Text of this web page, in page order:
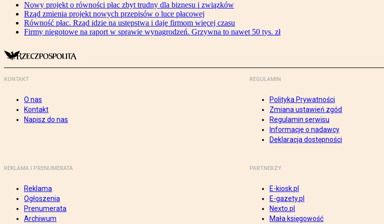
Nowy projekt o równości płac zbyt trudny dla biznesu i związków
Rząd zmienia projekt nowych przepisów o luce płacowej
Równość płac. Rząd idzie na ustępstwa i daje firmom więcej czasu
Firmy niegotowe na raport w sprawie wynagrodzeń. Grzywna to nawet 50 tys. zł
KONTAKT
O nas
Kontakt
Napisz do nas
REGULAMIN
Polityka Prywatności
Zmiana ustawień zgód
Regulamin serwisu
Informacje o nadawcy
Deklaracja dostępności
REKLAMA I PRENUMERATA
Reklama
Ogłoszenia
Prenumerata
Archiwum
PARTNERZY
E-kiosk.pl
E-gazety.pl
Nexto.pl
Mała księgowość